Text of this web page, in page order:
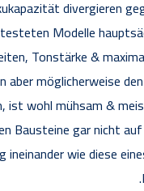
divergieren
Modelle
Tonstärke &
aber möglicherweise
ist wohl mühsam &
Bausteine gar nicht
wie diese